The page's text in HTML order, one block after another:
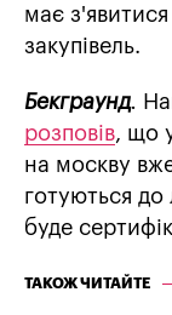
має
закупівель.
Бекграунд.
розповів, що
на москву
готуються до
буде
ТАКОЖ ЧИТАЙТЕ